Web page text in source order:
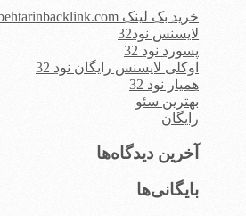
خرید بک لینک behtarinbacklink.com
لایسنس نود32
پسورد نود 32
اوکلی لایسنس رایگان نود 32
همیار نود 32
بهترین سئو
رایگان
آخرین دیدگاه‌ها
بایگانی‌ها